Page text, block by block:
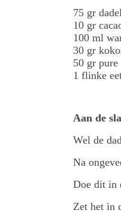
75 gr
10 gr
100 ml
30 gr
50 gr
1 flinke
Aan de
Wel de
Na
Doe dit in
Zet het in